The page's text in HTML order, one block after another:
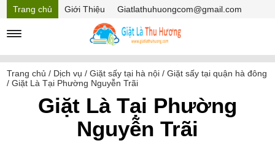
Trang chủ Giới Thiệu
Giatlathuhuongcom@gmail.com
Mã Giảm giá
Trang chủ / Dịch vụ /Giặt sấy tại hà nội /Giặt sấy tại quận hà đông
/Giặt Là Tại Phường Nguyễn Trãi
Giặt Là Tại Phường
Nguyễn Trãi